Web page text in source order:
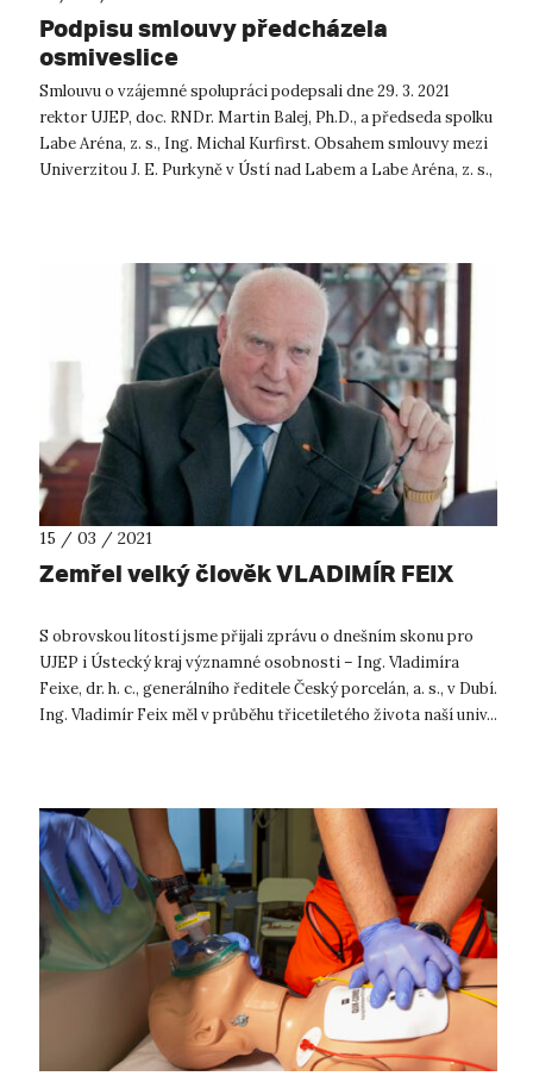
Podpisu smlouvy předcházela
osmiveslice
Smlouvu o vzájemné spolupráci podepsali dne 29. 3. 2021
rektor UJEP, doc. RNDr. Martin Balej, Ph.D., a předseda spolku
Labe Aréna, z. s., Ing. Michal Kurfirst. Obsahem smlouvy mezi
Univerzitou J. E. Purkyně v Ústí nad Labem a Labe Aréna, z. s.,
15 / 03 / 2021
Zemřel velký člověk VLADIMÍR FEIX
S obrovskou lítostí jsme přijali zprávu o dnešním skonu pro
UJEP i Ústecký kraj významné osobnosti – Ing. Vladimíra
Feixe, dr. h. c., generálního ředitele Český porcelán, a. s., v Dubí.
Ing. Vladimír Feix měl v průběhu třicetiletého života naší univ...